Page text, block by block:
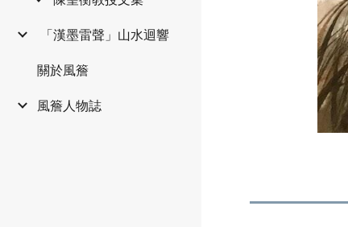
️ 「漢墨雷聲」山水迴響
關於風簷
風簷人物誌